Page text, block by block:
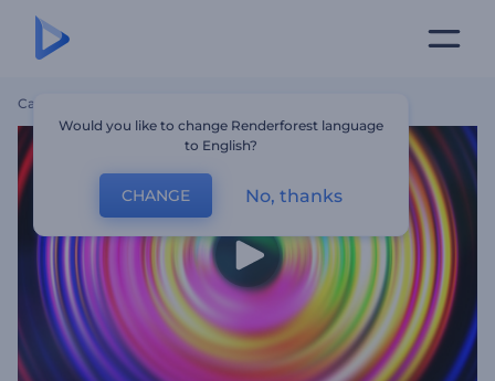
Casa
Would you like to change Renderforest language
to English?
CHANGE No, thanks